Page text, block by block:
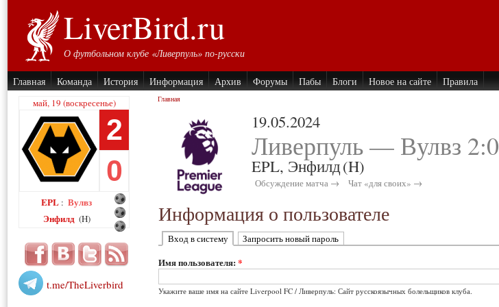
LiverBird.ru
О футбольном клубе «Ливерпуль» по-русски
Главная Команда История Информация Архив Форумы Пабы Блоги Новое на сайте Правила
май, 19 (воскресенье)
2
0
EPL : Вулвз
Энфилд (H)
t.me/TheLiverbird
Главная
19.05.2024
Ливерпуль — Вулвз 2:0
EPL, Энфилд(H)
Обсуждение матча → Чат «для своих» →
Информация о пользователе
Вход в систему Запросить новый пароль
Имя пользователя:*
Укажите ваше имя на сайте Liverpool FC / Ливерпуль: Сайт русскоязычных болельщиков клуба.